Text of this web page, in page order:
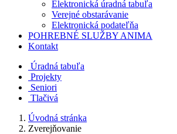
Elektronická úradná tabuľa
Verejné obstarávanie
Elektronická podateľňa
POHREBNÉ SLUŽBY ANIMA
Kontakt
Úradná tabuľa
Projekty
Seniori
Tlačivá
Úvodná stránka
Zverejňovanie